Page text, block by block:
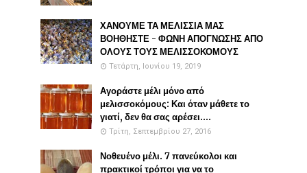
ΧΑΝΟΥΜΕ ΤΑ ΜΕΛΙΣΣΙΑ ΜΑΣ
ΒΟΗΘΗΣΤΕ - ΦΩΝΗ ΑΠΟΓΝΩΣΗΣ ΑΠΟ
ΟΛΟΥΣ ΤΟΥΣ ΜΕΛΙΣΣΟΚΟΜΟΥΣ
Τετάρτη, Ιουνίου 19, 2019
Αγοράστε μέλι μόνο από
μελισσοκόμους: Και όταν μάθετε το
γιατί, δεν θα σας αρέσει....
Τρίτη, Σεπτεμβρίου 27, 2016
Νοθευένο μέλι. 7 πανεύκολοι και
πρακτικοί τρόποι για να το